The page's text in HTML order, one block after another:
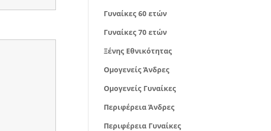
Γυναίκες 60 ετών
Γυναίκες 70 ετών
Ξένης Εθνικότητας
Ομογενείς Άνδρες
Ομογενείς Γυναίκες
Περιφέρεια Άνδρες
Περιφέρεια Γυναίκες